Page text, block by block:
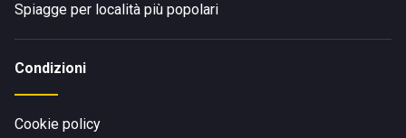
Spiagge per località più popolari
Condizioni
Cookie policy